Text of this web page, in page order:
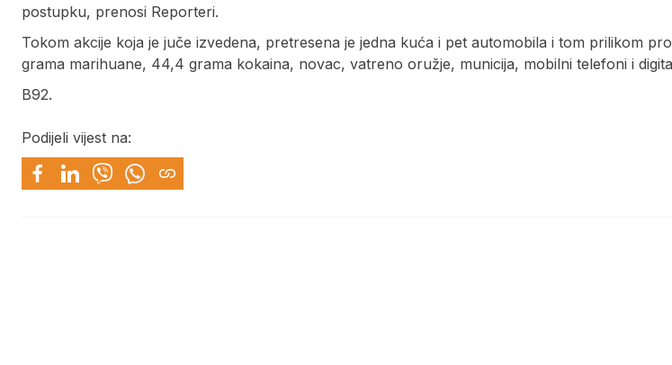
postupku, prenosi Reporteri.
Tokom akcije koja je juče izvedena, pretresena je jedna kuća i pet automobila i tom prilikom
grama marihuane, 44,4 grama kokaina, novac, vatreno oružje, municija, mobilni telefoni i
B92.
Podijeli vijest na: